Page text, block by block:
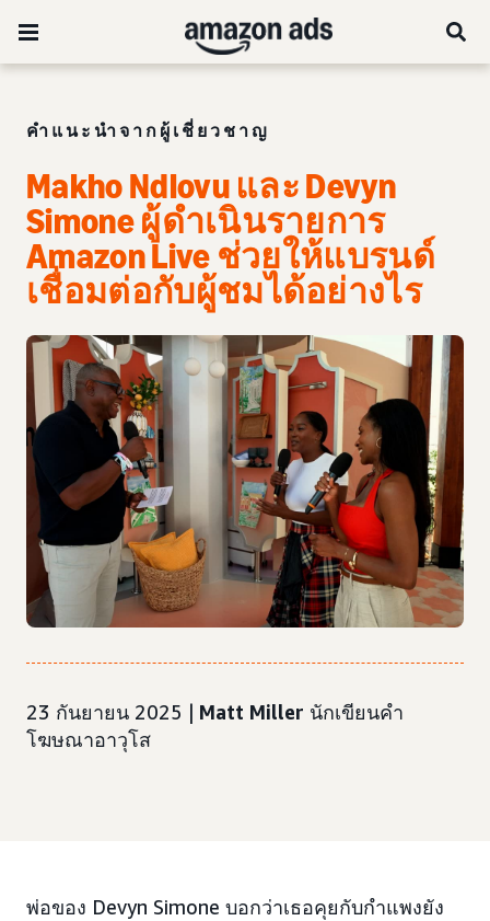
คำแนะนำจากผู้เชี่ยวชาญ
Makho Ndlovu และ Devyn
Simone ผู้ดำเนินรายการ
Amazon Live ช่วยให้แบรนด์
เชื่อมต่อกับผู้ชมได้อย่างไร
23 กันยายน 2025 | Matt Miller นักเขียนคำ
โฆษณาอาวุโส
พ่อของ Devyn Simone บอกว่าเธอคุยกับกำแพงยัง